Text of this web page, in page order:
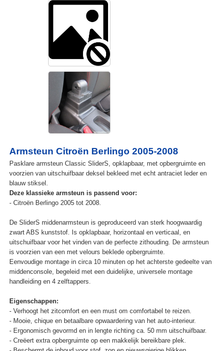
Armsteun Citroën Berlingo 2005-2008
Pasklare armsteun Classic SliderS, opklapbaar, met opbergruimte en
voorzien van uitschuifbaar deksel bekleed met echt antraciet leder en
blauw stiksel.
Deze klassieke armsteun is passend voor:
- Citroën Berlingo 2005 tot 2008.
De SliderS middenarmsteun is geproduceerd van sterk hoogwaardig
zwart ABS kunststof. Is opklapbaar, horizontaal en verticaal, en
uitschuifbaar voor het vinden van de perfecte zithouding. De armsteun
is voorzien van een met velours beklede opbergruimte.
Eenvoudige montage in circa 10 minuten op het achterste gedeelte van
middenconsole, begeleid met een duidelijke, universele montage
handleiding en 4 zelftappers.
Eigenschappen:
- Verhoogt het zitcomfort en een must om comfortabel te reizen.
- Mooie, chique en betaalbare opwaardering van het auto-interieur.
- Ergonomisch gevormd en in lengte richting ca. 50 mm uitschuifbaar.
- Creëert extra opbergruimte op een makkelijk bereikbare plek.